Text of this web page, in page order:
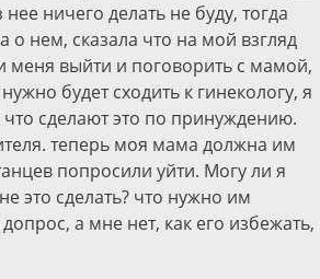
ничего делать не буду, тогда
о нем, сказала что на мой взгляд
выйти и поговорить с мамой,
будет сходить к гинекологу, я
что сделают это по принуждению.
теперь моя мама должна им
попросили уйти. Могу ли я
это сделать? что нужно им
а мне нет, как его избежать,